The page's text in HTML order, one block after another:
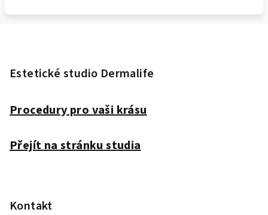
Estetické studio Dermalife
Procedury pro vaši krásu
Přejít na stránku studia
Kontakt